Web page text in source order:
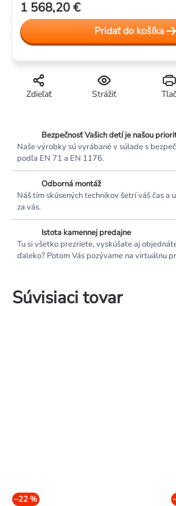
Tlač
Strážiť
Zdieľať
1 568,20 €
cena:
Pridať do košíka
Bezpečnosť Vašich detí je našou
Naše výrobky sú vyrábané v súlade s
podľa EN 71 a EN 1176.
Odborná montáž
Náš tím skúsených technikov šetrí váš čas a
za vás.
Istota kamennej predajne
Tu si všetko prezriete, vyskúšate aj
ďaleko? Potom Vás pozývame na virtuálnu
Súvisiaci tovar
–22 %